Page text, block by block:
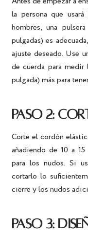
la persona que
hombres, una
pulgadas) es
ajuste deseado. Use
de cuerda para medir
pulgada) más para
PASO 2:
Corte el cordón
añadiendo de 10 a
para los nudos. Si
cortarlo lo
cierre y los nudos
PASO 3: